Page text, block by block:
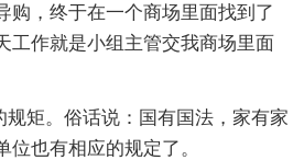
购，终于在一个商场里面找到了
工作就是小组主管交我商场里面
矩。俗话说：国有国法，家有家
也有相应的规定了。